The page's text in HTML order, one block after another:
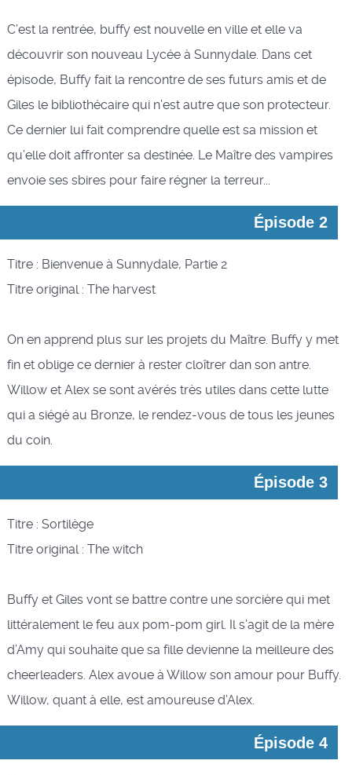
C’est la rentrée, buffy est nouvelle en ville et elle va
découvrir son nouveau Lycée à Sunnydale. Dans cet
épisode, Buffy fait la rencontre de ses futurs amis et de
Giles le bibliothécaire qui n’est autre que son protecteur.
Ce dernier lui fait comprendre quelle est sa mission et
qu’elle doit affronter sa destinée. Le Maître des vampires
envoie ses sbires pour faire régner la terreur...
Épisode 2
Titre : Bienvenue à Sunnydale, Partie 2
Titre original : The harvest
On en apprend plus sur les projets du Maître. Buffy y met
fin et oblige ce dernier à rester cloîtrer dan son antre.
Willow et Alex se sont avérés très utiles dans cette lutte
qui a siégé au Bronze, le rendez-vous de tous les jeunes
du coin.
Épisode 3
Titre : Sortilège
Titre original : The witch
Buffy et Giles vont se battre contre une sorcière qui met
littéralement le feu aux pom-pom girl. Il s’agit de la mère
d’Amy qui souhaite que sa fille devienne la meilleure des
cheerleaders. Alex avoue à Willow son amour pour Buffy.
Willow, quant à elle, est amoureuse d’Alex.
Épisode 4